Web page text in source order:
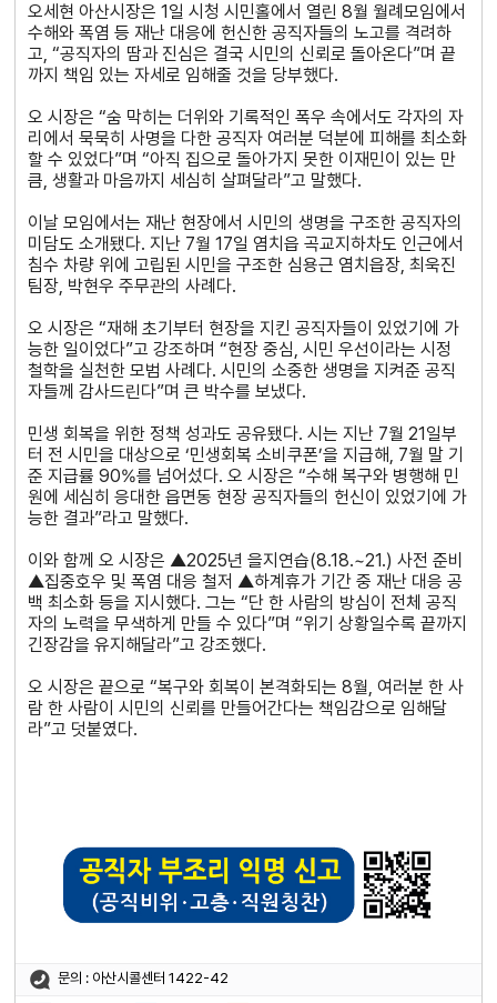
오세현 아산시장은 1일 시청 시민홀에서 열린 8월 월례모임에서
수해와 폭염 등 재난 대응에 헌신한 공직자들의 노고를 격려하
고, “공직자의 땀과 진심은 결국 시민의 신뢰로 돌아온다”며 끝
까지 책임 있는 자세로 임해줄 것을 당부했다.
오 시장은 “숨 막히는 더위와 기록적인 폭우 속에서도 각자의 자
리에서 묵묵히 사명을 다한 공직자 여러분 덕분에 피해를 최소화
할 수 있었다”며 “아직 집으로 돌아가지 못한 이재민이 있는 만
큼, 생활과 마음까지 세심히 살펴달라”고 말했다.
이날 모임에서는 재난 현장에서 시민의 생명을 구조한 공직자의
미담도 소개됐다. 지난 7월 17일 염치읍 곡교지하차도 인근에서
침수 차량 위에 고립된 시민을 구조한 심용근 염치읍장, 최욱진
팀장, 박현우 주무관의 사례다.
오 시장은 “재해 초기부터 현장을 지킨 공직자들이 있었기에 가
능한 일이었다”고 강조하며 “현장 중심, 시민 우선이라는 시정
철학을 실천한 모범 사례다. 시민의 소중한 생명을 지켜준 공직
자들께 감사드린다”며 큰 박수를 보냈다.
민생 회복을 위한 정책 성과도 공유됐다. 시는 지난 7월 21일부
터 전 시민을 대상으로 ‘민생회복 소비쿠폰’을 지급해, 7월 말 기
준 지급률 90%를 넘어섰다. 오 시장은 “수해 복구와 병행해 민
원에 세심히 응대한 읍면동 현장 공직자들의 헌신이 있었기에 가
능한 결과”라고 말했다.
이와 함께 오 시장은 ▲2025년 을지연습(8.18.~21.) 사전 준비
▲집중호우 및 폭염 대응 철저 ▲하계휴가 기간 중 재난 대응 공
백 최소화 등을 지시했다. 그는 “단 한 사람의 방심이 전체 공직
자의 노력을 무색하게 만들 수 있다”며 “위기 상황일수록 끝까지
긴장감을 유지해달라”고 강조했다.
오 시장은 끝으로 “복구와 회복이 본격화되는 8월, 여러분 한 사
람 한 사람이 시민의 신뢰를 만들어간다는 책임감으로 임해달
라”고 덧붙였다.
문의 : 아산시콜센터 1422-42